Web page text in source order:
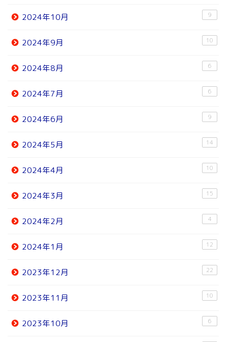
2024年10月 9
2024年9月 10
2024年8月 6
2024年7月 6
2024年6月 9
2024年5月 14
2024年4月 10
2024年3月 15
2024年2月 4
2024年1月 12
2023年12月 22
2023年11月 10
2023年10月 6